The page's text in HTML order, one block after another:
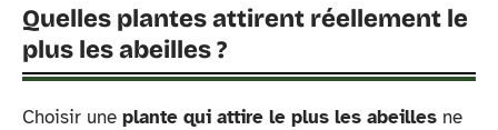
Quelles plantes attirent réellement le
plus les abeilles ?
Choisir une plante qui attire le plus les abeilles ne